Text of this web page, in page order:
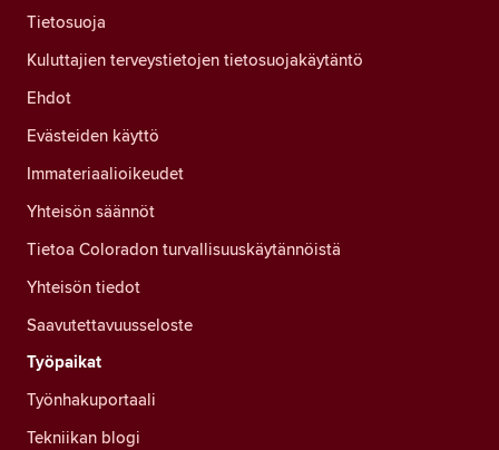
Tietosuoja
Kuluttajien terveystietojen tietosuojakäytäntö
Ehdot
Evästeiden käyttö
Immateriaalioikeudet
Yhteisön säännöt
Tietoa Coloradon turvallisuuskäytännöistä
Yhteisön tiedot
Saavutettavuusseloste
Työpaikat
Työnhakuportaali
Tekniikan blogi